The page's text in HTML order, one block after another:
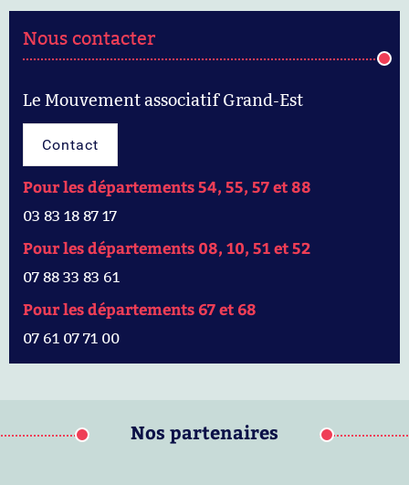
Nous contacter
Le Mouvement associatif Grand-Est
Contact
Pour les départements 54, 55, 57 et 88
03 83 18 87 17
Pour les départements 08, 10, 51 et 52
07 88 33 83 61
Pour les départements 67 et 68
07 61 07 71 00
Nos partenaires